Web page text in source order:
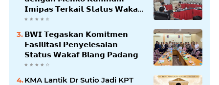
𝗜𝗺𝗶𝗽𝗮𝘀 𝗧𝗲𝗿𝗸𝗮𝗶𝘁 𝗦𝘁𝗮𝘁𝘂𝘀 𝗪𝗮𝗸𝗮𝗳
𝗕𝗹𝗮𝗻𝗴𝗽𝗮𝗱𝗮𝗻𝗴
𝗕𝗪𝗜 𝗧𝗲𝗴𝗮𝘀𝗸𝗮𝗻 𝗞𝗼𝗺𝗶𝘁𝗺𝗲𝗻
𝗙𝗮𝘀𝗶𝗹𝗶𝘁𝗮𝘀𝗶 𝗣𝗲𝗻𝘆𝗲𝗹𝗲𝘀𝗮𝗶𝗮𝗻
𝗦𝘁𝗮𝘁𝘂𝘀 𝗪𝗮𝗸𝗮𝗳 𝗕𝗹𝗮𝗻𝗴 𝗣𝗮𝗱𝗮𝗻𝗴
KMA Lantik Dr Sutio Jadi KPT